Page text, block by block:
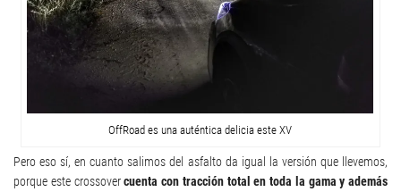
OffRoad es una auténtica delicia este XV
Pero eso sí, en cuanto salimos del asfalto da igual la versión que llevemos,
porque este crossovercuenta con tracción total en toda la gama y además